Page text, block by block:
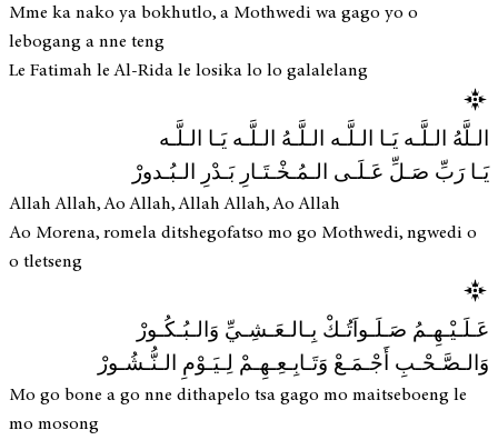
Mme ka nako ya bokhutlo, a Mothwedi wa gago yo o
lebogang a nne teng
Le Fatimah le Al-Rida le losika lo lo galalelang
الـلَّهُ الـلَّـه يَـا الـلَّـه الـلَّـهُ الـلَّـه يَـا الـلَّـه
يَـا رَبِّ صَـلِّ عَـلَـى الـمُـخْـتَـارِ بَـدْرِ الـبُـدورْ
Allah Allah, Ao Allah, Allah Allah, Ao Allah
Ao Morena, romela ditshegofatso mo go Mothwedi, ngwedi o
o tletseng
عَـلَـيْـهِـمُ صَـلَـواَتُـكْ بِـالـعَـشِـيِّ وَالـبُـكُـورْ
وَالـصَّـحْـبِ أَجْـمَـعْ وَتَـابِـعِـهِـمْ لِـيَـوْمِ الـنُّـشُـورْ
Mo go bone a go nne dithapelo tsa gago mo maitseboeng le
mo mosong